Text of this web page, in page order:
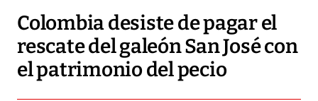
Colombia desiste de pagar el
rescate del galeón San José con
el patrimonio del pecio